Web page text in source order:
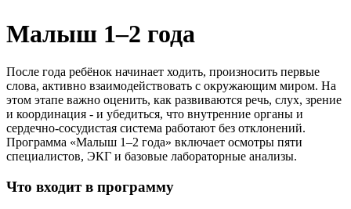
Маммология
Неврология
Оториноларингология (ЛОР)
Офтальмология
Педиатрия
Ревматология
Спортивная медицина
Терапия
Урология
Малыш 1–2 года
После года ребёнок начинает ходить, произносить первые
слова, активно взаимодействовать с окружающим миром. На
этом этапе важно оценить, как развиваются речь, слух, зрение
и координация - и убедиться, что внутренние органы и
сердечно-сосудистая система работают без отклонений.
Программа «Малыш 1–2 года» включает осмотры пяти
специалистов, ЭКГ и базовые лабораторные анализы.
Что входит в программу